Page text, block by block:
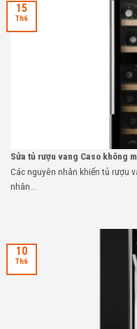
Sửa tủ rượu vang Caso không
Các nguyên nhân khiến tủ rượu
nhân...
15
Th6
10
Th6